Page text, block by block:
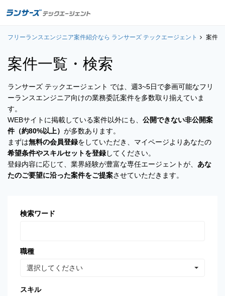
案件一覧
よくある質問
会員登録
フリーランスエンジニア案件紹介なら ランサーズ テックエージェント 案件
案件一覧・検索
ランサーズ テックエージェント では、週3~5日で参画可能なフリ
ーランスエンジニア向けの業務委託案件を多数取り揃えていま
す。
WEBサイトに掲載している案件以外にも、 公開できない非公開案
件（約80%以上） が多数あります。
まずは無料の会員登録をしていただき、マイページよりあなたの
希望条件やスキルセットを登録してください。
登録内容に応じて、業界経験が豊富な専任エージェントが、 あな
たのご要望に沿った案件をご提案させていただきます。
検索ワード
職種
選択してください
スキル